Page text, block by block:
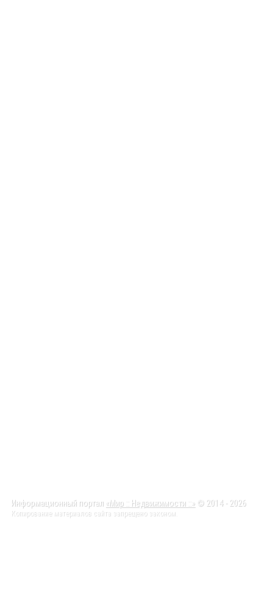
Информационный портал «Мир :: Недвижимости ::» © 2014 - 2026
Копирование материалов сайта запрещено законом.